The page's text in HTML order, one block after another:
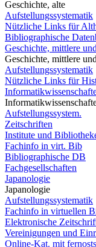
Geschichte, alte
Aufstellungssystematik
Nützliche Links für
Bibliographische
Geschichte, mittlere
Geschichte, mittlere
Aufstellungssystematik
Nützliche Links für
Aufstellungssystem.
Zeitschriften
Institute und
Fachinfo in virt. Bib
Bibliographische DB
Fachgesellschaften
Japanologie
Japanologie
Aufstellungssystematik
Fachinfo in virtuellen
Elektronische
Vereinigungen und
Online-Kat. mit